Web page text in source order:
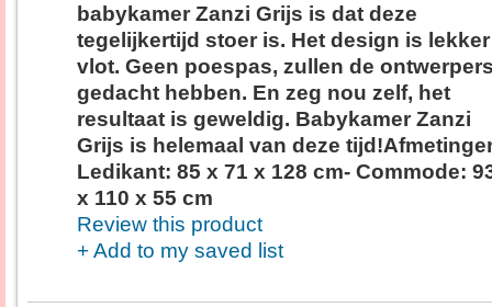
babykamer Zanzi Grijs is dat deze
tegelijkertijd stoer is. Het design is lekker
vlot. Geen poespas, zullen de
gedacht hebben. En zeg nou zelf, het
resultaat is geweldig. Babykamer Zanzi
Grijs is helemaal van deze
Ledikant: 85 x 71 x 128 cm- Commode:
x 110 x 55 cm
Review this product
+ Add to my saved list